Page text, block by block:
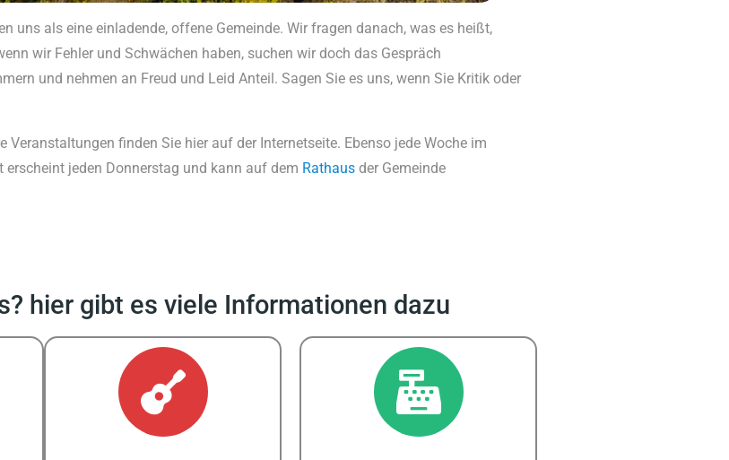
uns als eine einladende, offene Gemeinde. Wir fragen danach, was es heißt,
wir Fehler und Schwächen haben, suchen wir doch das Gespräch
und nehmen an Freud und Leid Anteil. Sagen Sie es uns, wenn Sie Kritik oder
finden Sie hier auf der Internetseite. Ebenso jede Woche im
jeden Donnerstag und kann auf dem Rathaus der Gemeinde
hier gibt es viele Informationen dazu